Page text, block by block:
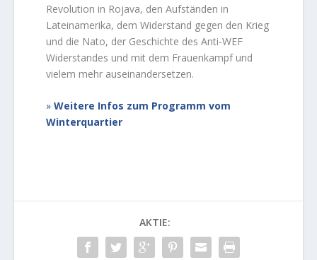
Revolution in Rojava, den Aufständen in
Lateinamerika, dem Widerstand gegen den Krieg
und die Nato, der Geschichte des Anti-WEF
Widerstandes und mit dem Frauenkampf und
vielem mehr auseinandersetzen.
Weitere Infos zum Programm vom
Winterquartier
AKTIE: